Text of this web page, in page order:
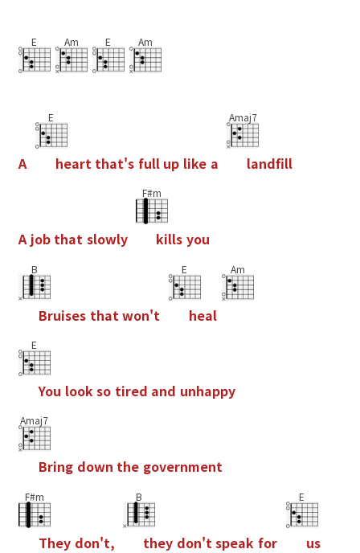
E Am E Am
A
E
heart that's full up like a
Amaj7
landfll
A job that slowly
F#m
kills you
B
Bruises that won't
E
heal
Am
E
You lookso tired and unhappy
Amaj7
Bring down the government
F#m
They don't,
B
they don'tspeak for
E
us